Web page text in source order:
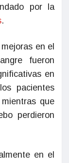
por la
.
en el
fueron
en
pacientes
que
perdieron
en el